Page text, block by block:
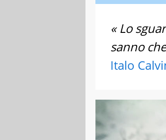
« Lo
sanno
Italo